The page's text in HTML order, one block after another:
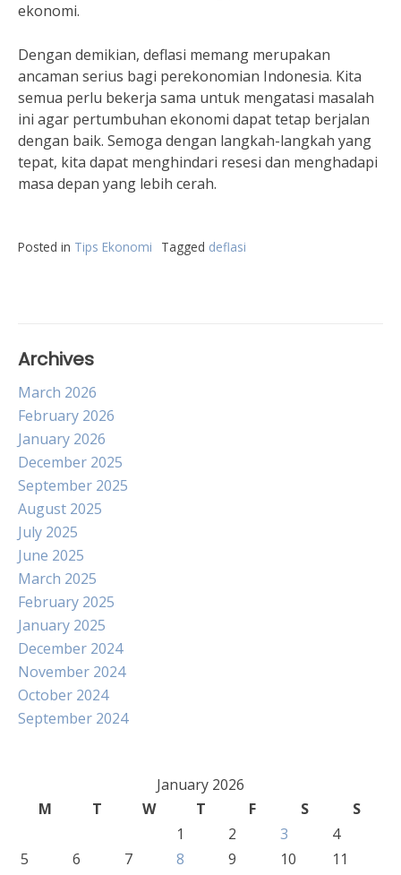
ekonomi.
Dengan demikian, deflasi memang merupakan
ancaman serius bagi perekonomian Indonesia. Kita
semua perlu bekerja sama untuk mengatasi masalah
ini agar pertumbuhan ekonomi dapat tetap berjalan
dengan baik. Semoga dengan langkah-langkah yang
tepat, kita dapat menghindari resesi dan menghadapi
masa depan yang lebih cerah.
Posted in Tips Ekonomi Tagged deflasi
Archives
March 2026
February 2026
January 2026
December 2025
September 2025
August 2025
July 2025
June 2025
March 2025
February 2025
January 2025
December 2024
November 2024
October 2024
September 2024
January 2026
M
T W T F S
S
1
2 3
4
5
6 7 8 9 10
11